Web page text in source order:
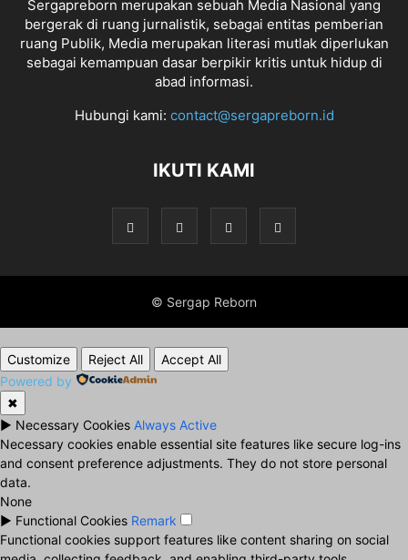
Sergapreborn merupakan sebuah Media Nasional yang
bergerak di ruang jurnalistik, sebagai entitas pemberian
ruang Publik, Media merupakan literasi mutlak diperlukan
sebagai kemampuan dasar berpikir kritis untuk hidup di
abad informasi.
Hubungi kami: contact@sergapreborn.id
IKUTI KAMI
© Sergap Reborn
Customize Reject All
Accept All
Powered by
✖
► Necessary Cookies Always Active
Necessary cookies enable essential site features like secure log-ins
and consent preference adjustments. They do not store personal
data.
None
► Functional Cookies Remark
Functional cookies support features like content sharing on social